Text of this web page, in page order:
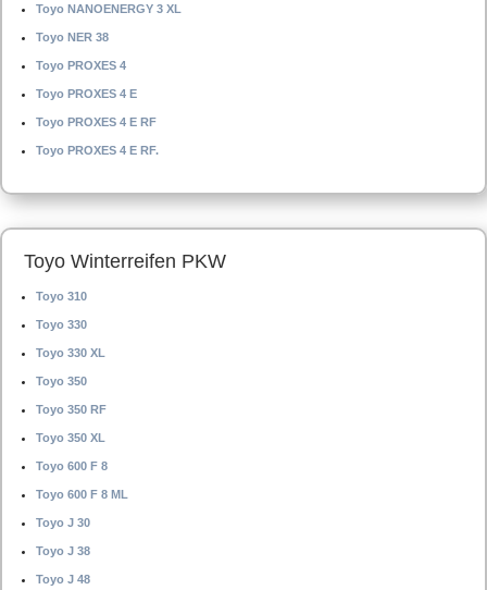
Toyo NANOENERGY 3 XL
Toyo NER 38
Toyo PROXES 4
Toyo PROXES 4 E
Toyo PROXES 4 E RF
Toyo PROXES 4 E RF.
Toyo Winterreifen PKW
Toyo 310
Toyo 330
Toyo 330 XL
Toyo 350
Toyo 350 RF
Toyo 350 XL
Toyo 600 F 8
Toyo 600 F 8 ML
Toyo J 30
Toyo J 38
Toyo J 48